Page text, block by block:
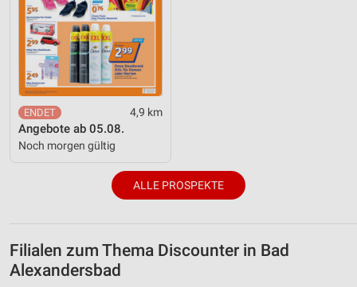
4,9 km
Angebote ab 05.08.
Noch morgen gültig
ALLE PROSPEKTE
Filialen zum Thema Discounter in Bad
Alexandersbad